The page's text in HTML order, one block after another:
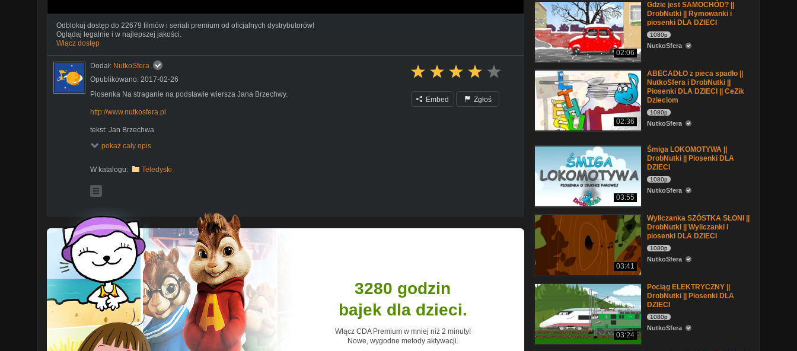
Odblokuj dostęp do 22679 filmów i seriali premium od oficjalnych dystrybutorów!
Oglądaj legalnie i w najlepszej jakości.
Włącz dostęp
Dodał: NutkoSfera
Opublikowano: 2017-02-26
Piosenka Na straganie na podstawie wiersza Jana Brzechwy.
http://www.nutkosfera.pl
tekst: Jan Brzechwa
animacja: CeZik
pokaż cały opis
W katalogu: Teledyski
Embed Zgłoś
3280 godzin
bajek dla dzieci.
Włącz CDA Premium w mniej niż 2 minuty!
Nowe, wygodne metody aktywacji.
02:06
Gdzie jest SAMOCHÓD? ||
DrobNutki || Rymowanki i
piosenki DLA DZIECI
1080p
NutkoSfera
02:36
ABECADŁO z pieca spadło ||
NutkoSfera i DrobNutki ||
Piosenki DLA DZIECI || CeZik
Dzieciom
1080p
NutkoSfera
03:55
Śmiga LOKOMOTYWA ||
DrobNutki || Piosenki DLA
DZIECI
1080p
NutkoSfera
03:41
Wyliczanka SZÓSTKA SŁONI ||
DrobNutki || Wyliczanki i
piosenki DLA DZIECI
1080p
NutkoSfera
03:24
Pociąg ELEKTRYCZNY ||
DrobNutki || Piosenki DLA
DZIECI
1080p
NutkoSfera